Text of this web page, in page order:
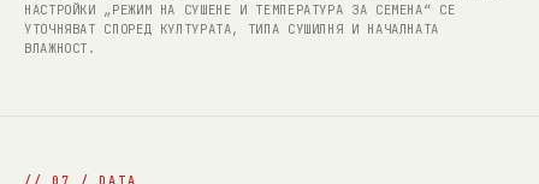
НАСТРОЙКИ „РЕЖИМ НА СУШЕНЕ И ТЕМПЕРАТУРА ЗА СЕМЕНА“ СЕ
УТОЧНЯВАТ СПОРЕД КУЛТУРАТА, ТИПА СУШИЛНЯ И НАЧАЛНАТА
ВЛАЖНОСТ.